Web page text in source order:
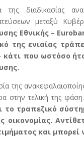
της διαδικασίας
μεταξύ
Εθνικής –
της ενιαίας
κάτι που ωστόσο
της
στην τελική της φάση.
το τραπεζικό
οικονομίας.
και